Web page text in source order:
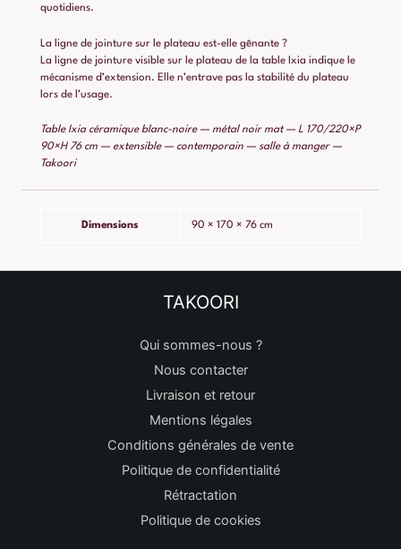
quotidiens.
La ligne de jointure sur le plateau est-elle gênante ?
La ligne de jointure visible sur le plateau de la table Ixia indique le
mécanisme d’extension. Elle n’entrave pas la stabilité du plateau
lors de l’usage.
Table Ixia céramique blanc-noire — métal noir mat — L 170/220×P
90×H 76 cm — extensible — contemporain — salle à manger —
Takoori
Dimensions 90 × 170 × 76 cm
TAKOORI
Qui sommes-nous ?
Nous contacter
Livraison et retour
Mentions légales
Conditions générales de vente
Politique de confidentialité
Rétractation
Politique de cookies